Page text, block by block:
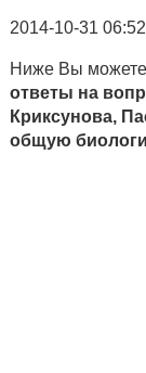
2014-10-31 06:52
Ниже Вы можете
ответы на
Криксунова,
общую